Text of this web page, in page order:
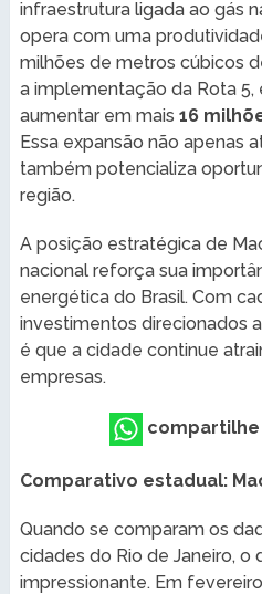
infraestrutura ligada ao gás
opera com uma
milhões de metros cúbicos
a implementação da Rota
aumentar em mais 16
Essa expansão não apenas
também potencializa
região.
A posição estratégica de
nacional reforça sua
energética do Brasil. Com
investimentos direcionados
é que a cidade continue
empresas.
compartilhe
Comparativo estadual:
Quando se comparam os
cidades do Rio de Janeiro, o
impressionante. Em